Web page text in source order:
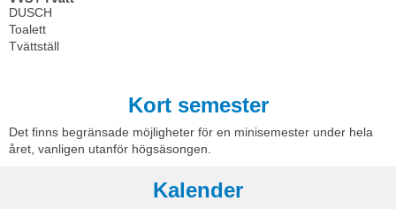
DUSCH
Toalett
Tvättställ
Kort semester
Det finns begränsade möjligheter för en minisemester under hela
året, vanligen utanför högsäsongen.
Kalender